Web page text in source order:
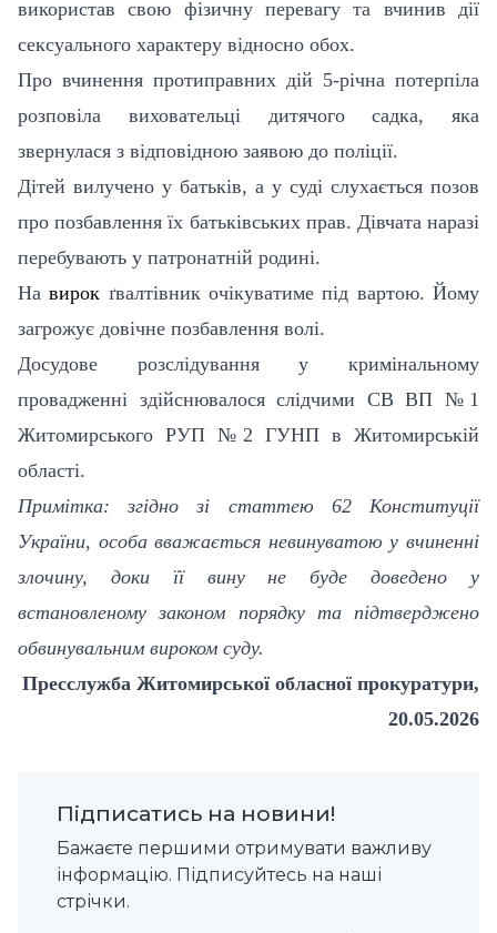
використав свою фізичну перевагу та вчинив дії
сексуального характеру відносно обох.
Про вчинення протиправних дій 5-річна потерпіла
розповіла виховательці дитячого садка, яка
звернулася з відповідною заявою до поліції.
Дітей вилучено у батьків, а у суді слухається позов
про позбавлення їх батьківських прав. Дівчата наразі
перебувають у патронатній родині.
Навирок ґвалтівник очікуватиме під вартою. Йому
загрожує довічне позбавлення волі.
Досудове розслідування у кримінальному
провадженні здійснювалося слідчими СВ ВП №1
Житомирського РУП №2 ГУНП в Житомирській
області.
Примітка: згідно зі статтею 62 Конституції
України, особа вважається невинуватою у вчиненні
злочину, доки її вину не буде доведено у
встановленому законом порядку та підтверджено
обвинувальним вироком суду.
Пресслужба Житомирської обласної прокуратури,
20.05.2026
Підписатись на новини!
Бажаєте першими отримувати важливу
інформацію. Підписуйтесь на наші
стрічки.